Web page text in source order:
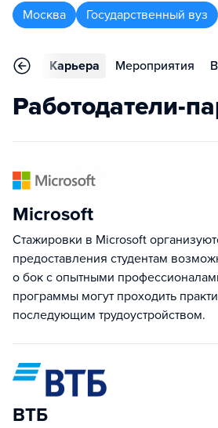
Москва Государственный вуз
Карьера Мероприятия
Работодатели-
Microsoft
Стажировки в Microsoft
предоставления студентам
о бок с опытными
программы могут проходить
последующим трудоустройством.
ВТБ